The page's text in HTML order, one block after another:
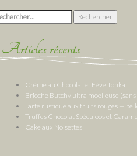
:
Articles récents
Crème au Chocolat et Fève Tonka
Brioche Butchy ultra moelleuse
Tarte rustique aux fruits rouges —
Truffes Chocolat Spéculoos et
Cake aux Noisettes